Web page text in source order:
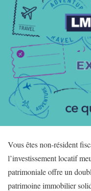
Vous êtes non-résident
l’investissement locatif
patrimoniale offre un
patrimoine immobilier